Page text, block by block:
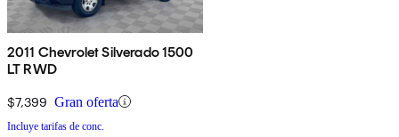
2011 Chevrolet Silverado 1500
LT RWD
$7,399 Gran oferta
Incluye tarifas de conc.